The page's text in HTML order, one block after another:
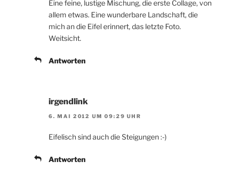
Eine feine, lustige Mischung, die erste Collage, von
allem etwas. Eine wunderbare Landschaft, die
mich an die Eifel erinnert, das letzte Foto.
Weitsicht.
Antworten
irgendlink
6. MAI 2012 UM 09:29 UHR
Eifelisch sind auch die Steigungen :-)
Antworten